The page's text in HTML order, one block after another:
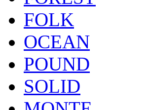
FOLK
OCEAN
POUND
SOLID